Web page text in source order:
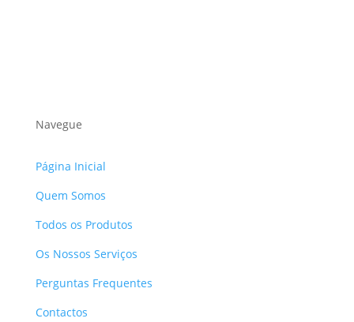
Navegue
Página Inicial
Quem Somos
Todos os Produtos
Os Nossos Serviços
Perguntas Frequentes
Contactos